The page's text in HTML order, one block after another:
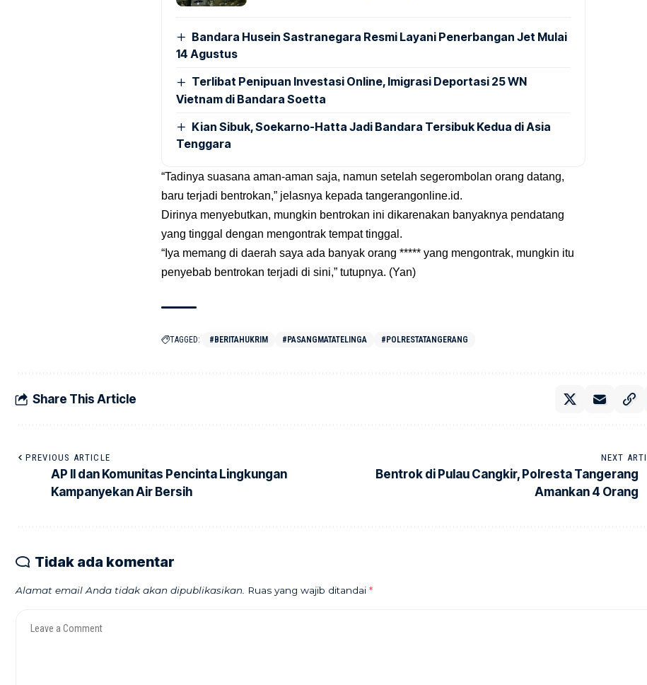
Bandara Husein Sastranegara Resmi Layani Penerbangan Jet Mulai
14 Agustus
Terlibat Penipuan Investasi Online, Imigrasi Deportasi 25 WN
Vietnam di Bandara Soetta
Kian Sibuk, Soekarno-Hatta Jadi Bandara Tersibuk Kedua di Asia
Tenggara
“Tadinya suasana aman-aman saja, namun setelah segerombolan orang datang,
baru terjadi bentrokan,” jelasnya kepada tangerangonline.id.
Dirinya menyebutkan, mungkin bentrokan ini dikarenakan banyaknya pendatang
yang tinggal dengan mengontrak tempat tinggal.
“Iya memang di daerah saya ada banyak orang ***** yang mengontrak, mungkin itu
penyebab bentrokan terjadi di sini,” tutupnya. (Yan)
TAGGED: #BERITAHUKRIM #PASANGMATATELINGA #POLRESTATANGERANG
Share This Article
PREVIOUS ARTICLE
AP II dan Komunitas Pencinta Lingkungan
Kampanyekan Air Bersih
NEXT
Bentrok di Pulau Cangkir, Polresta Tangerang
Amankan 4 Orang
Tidak ada komentar
Alamat email Anda tidak akan dipublikasikan. Ruas yang wajib ditandai *